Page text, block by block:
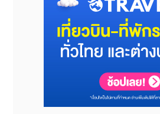
ระบบจัดแสดงดิจิทัลและการยกระดับ
ระวังโบราณวัตถุ, การผลักดันการ
อย่างเต็มรูปแบบบนเส้นทางสายวั
ปั้น IP การท่องเที่ยวทางวัฒนธร
เอกลักษณ์ และการขยายขีดความ
ในระดับสากล เพื่อเดินหน้าถ่ายทอด
ของอารยธรรมราชวงศ์หมิงสู่สายต
มั่นทั้งหมดนี้ เขตฉางผิงตั้งเป้าที่จ